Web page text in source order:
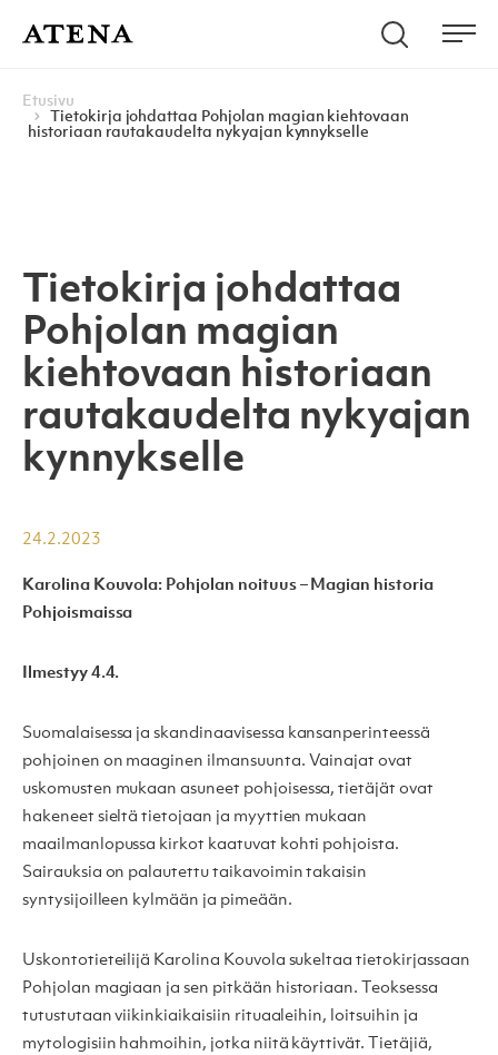
Atena Kustannus Hae
Navigoi
Etusivu
Tietokirja johdattaa Pohjolan magian kiehtovaan
historiaan rautakaudelta nykyajan kynnykselle
Tietokirja johdattaa
Pohjolan magian
kiehtovaan historiaan
rautakaudelta nykyajan
kynnykselle
24.2.2023
Karolina Kouvola: Pohjolan noituus – Magian historia
Pohjoismaissa
Ilmestyy 4.4.
Suomalaisessa ja skandinaavisessa kansanperinteessä
pohjoinen on maaginen ilmansuunta. Vainajat ovat
uskomusten mukaan asuneet pohjoisessa, tietäjät ovat
hakeneet sieltä tietojaan ja myyttien mukaan
maailmanlopussa kirkot kaatuvat kohti pohjoista.
Sairauksia on palautettu taikavoimin takaisin
syntysijoilleen kylmään ja pimeään.
Uskontotieteilijä Karolina Kouvola sukeltaa tietokirjassaan
Pohjolan magiaan ja sen pitkään historiaan. Teoksessa
tutustutaan viikinkiaikaisiin rituaaleihin, loitsuihin ja
mytologisiin hahmoihin, jotka niitä käyttivät. Tietäjiä,